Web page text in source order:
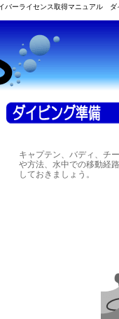
バーライセンス取得マニュアル ダ
キャプテン、バディ、チ
や方法、水中での移動経
しておきましょう。